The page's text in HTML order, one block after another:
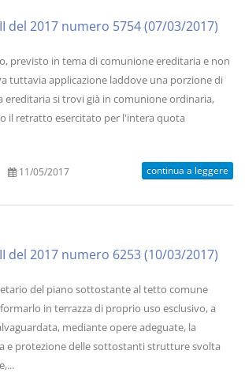
del 2017 numero 5754 (07/03/2017)
previsto in tema di comunione ereditaria e non
tuttavia applicazione laddove una porzione di
ereditaria si trovi già in comunione ordinaria,
il retratto esercitato per l'intera quota
11/05/2017 continua a leggere
del 2017 numero 6253 (10/03/2017)
del piano sottostante al tetto comune
in terrazza di proprio uso esclusivo, a
mediante opere adeguate, la
e protezione delle sottostanti strutture svolta